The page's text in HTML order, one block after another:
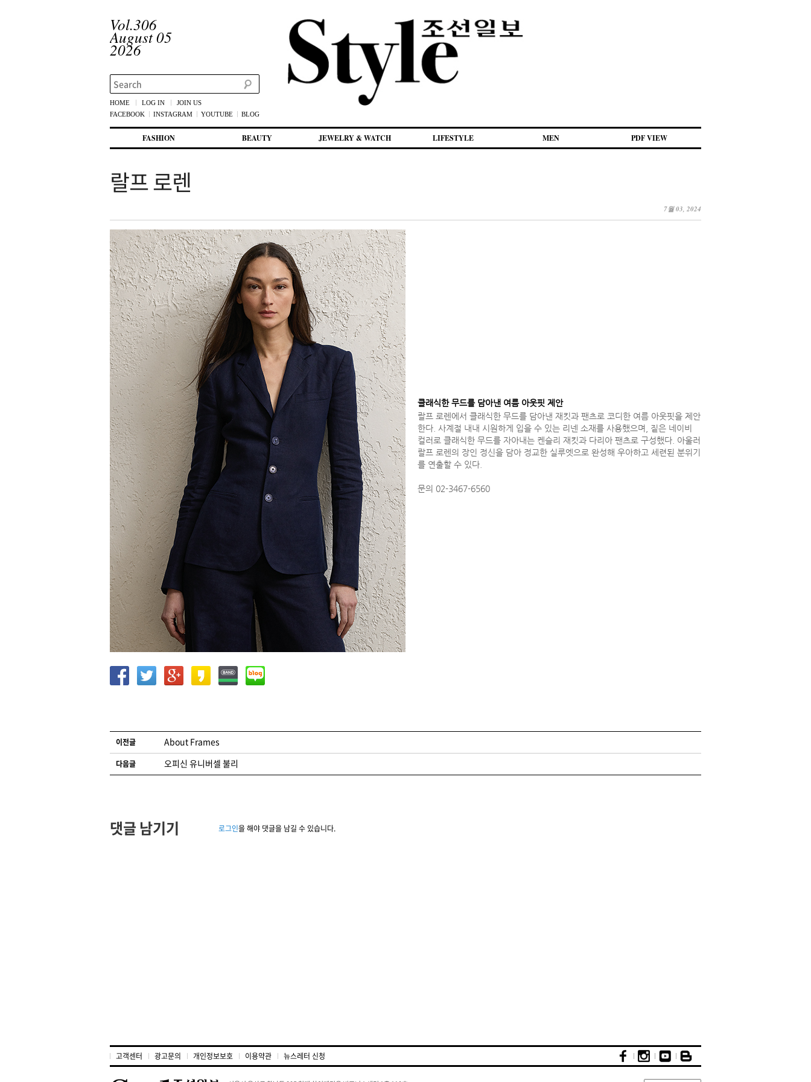
Vol.306
August 05
2026
Search
HOME LOG IN
JOIN US
FACEBOOK
INSTAGRAM YOUTUBE BLOG
첫번째 컨텐츠로 뛰어넘기
두번째 컨텐츠로 뛰어넘기
FASHION BEAUTY JEWELRY & WATCH LIFESTYLE MEN PDF VIEW
랄프 로렌
7월 03, 2024
클래식한 무드를 담아낸 여름 아웃핏 제안
랄프 로렌에서 클래식한 무드를 담아낸 재킷과 팬츠로 코디한 여름 아웃핏을 제안
한다. 사계절 내내 시원하게 입을 수 있는 리넨 소재를 사용했으며, 짙은 네이비
컬러로 클래식한 무드를 자아내는 켄슬리 재킷과 다리아 팬츠로 구성했다. 아울러
랄프 로렌의 장인 정신을 담아 정교한 실루엣으로 완성해 우아하고 세련된 분위기
를 연출할 수 있다.
문의 02-3467-6560
글 네비게이션
이전글 About Frames
다음글 오피신 유니버셀 불리
댓글 남기기 로그인을 해야 댓글을 남길 수 있습니다.
고객센터 광고문의 개인정보보호 이용약관 뉴스레터 신청